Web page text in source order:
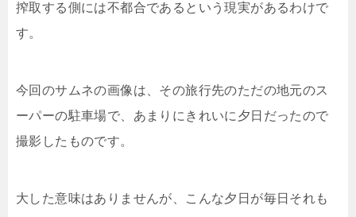
搾取する側には不都合であるという現実があるわけで
す。
今回のサムネの画像は、その旅行先のただの地元のス
ーパーの駐車場で、あまりにきれいに夕日だったので
撮影したものです。
大した意味はありませんが、こんな夕日が毎日それも